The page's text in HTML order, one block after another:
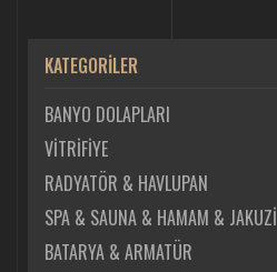
KATEGORİLER
BANYO DOLAPLARI
VİTRİFİYE
RADYATÖR & HAVLUPAN
SPA & SAUNA & HAMAM & JAKUZİ
BATARYA & ARMATÜR